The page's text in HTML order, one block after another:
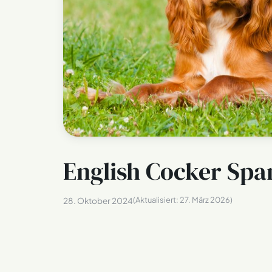
English Cocker
28. Oktober 2024(Aktualisiert: 27. März 2026)